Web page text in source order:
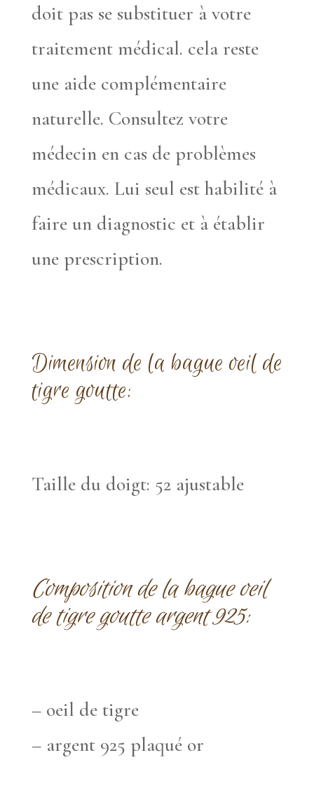
doit pas se substituer à votre
traitement médical. cela reste
une aide complémentaire
naturelle. Consultez votre
médecin en cas de problèmes
médicaux. Lui seul est habilité à
faire un diagnostic et à établir
une prescription.
Dimension de la bague oeil de
tigre goutte:
Taille du doigt: 52 ajustable
Composition de la bague oeil
de tigre goutte argent 925:
– oeil de tigre
– argent 925 plaqué or